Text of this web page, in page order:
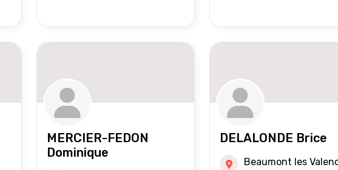
MERCIER-FEDON
Dominique
DELALONDE Brice
Beaumont les